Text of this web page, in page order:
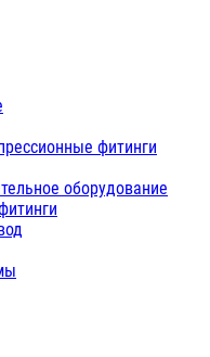
фитинги
оборудование